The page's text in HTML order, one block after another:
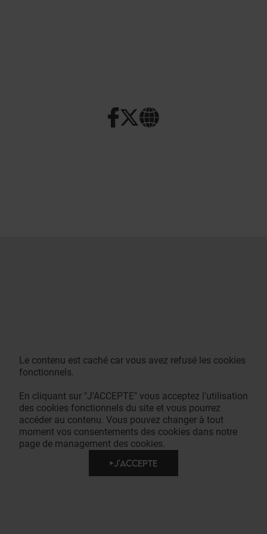
Le contenu est caché car vous avez refusé les cookies
fonctionnels.
En cliquant sur "J'ACCEPTE" vous acceptez l'utilisation
des cookies fonctionnels du site et vous pourrez
accéder au contenu. Vous pouvez changer à tout
moment vos consentements des cookies dans notre
page de management des cookies.
J'ACCEPTE